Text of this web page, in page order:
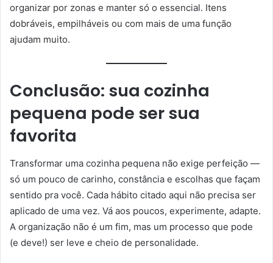
organizar por zonas e manter só o essencial. Itens
dobráveis, empilháveis ou com mais de uma função
ajudam muito.
Conclusão: sua cozinha
pequena pode ser sua
favorita
Transformar uma cozinha pequena não exige perfeição —
só um pouco de carinho, constância e escolhas que façam
sentido pra você. Cada hábito citado aqui não precisa ser
aplicado de uma vez. Vá aos poucos, experimente, adapte.
A organização não é um fim, mas um processo que pode
(e deve!) ser leve e cheio de personalidade.